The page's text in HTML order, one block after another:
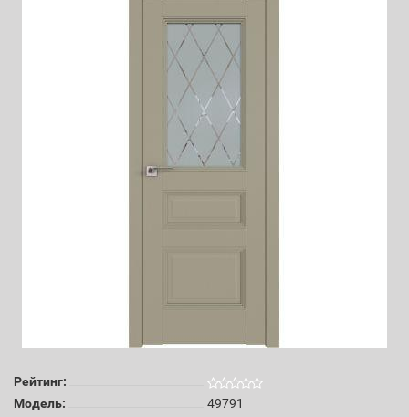
Рейтинг:
Модель:
49791